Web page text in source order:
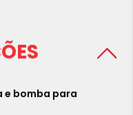
e bomba para